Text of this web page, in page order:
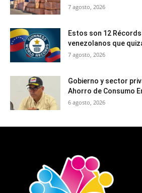
7 agosto, 2026
Estos son 12
venezolanos que
7 agosto, 2026
Gobierno y sector
Ahorro de Consumo
6 agosto, 2026